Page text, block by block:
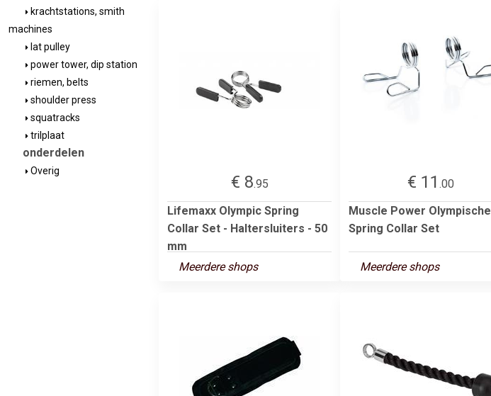
krachtstations, smith
machines
lat pulley
power tower, dip station
riemen, belts
shoulder press
squatracks
trilplaat
onderdelen
Overig
€ 8.95
Lifemaxx Olympic Spring
Collar Set - Haltersluiters - 50
mm
Meerdere shops
€ 11 .00
Muscle Power Olympische
Spring Collar Set
Meerdere shops